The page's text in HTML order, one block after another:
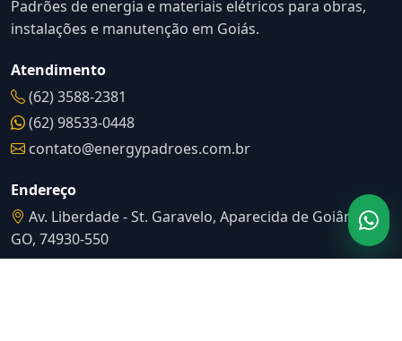
Padrões de energia e materiais elétricos para obras,
instalações e manutenção em Goiás.
Atendimento
(62) 3588-2381
(62) 98533-0448
contato@energypadroes.com.br
Endereço
Av. Liberdade - St. Garavelo, Aparecida de Goiânia -
GO, 74930-550